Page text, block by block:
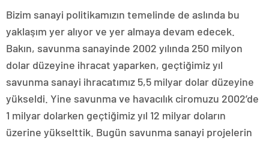
Bizim sanayi politikamızın temelinde de aslında bu
yaklaşım yer alıyor ve yer almaya devam edecek.
Bakın, savunma sanayinde 2002 yılında 250 milyon
dolar düzeyine ihracat yaparken, geçtiğimiz yıl
savunma sanayi ihracatımız 5,5 milyar dolar düzeyine
yükseldi. Yine savunma ve havacılık ciromuzu 2002’de
1 milyar dolarken geçtiğimiz yıl 12 milyar doların
üzerine yükselttik. Bugün savunma sanayi projelerin